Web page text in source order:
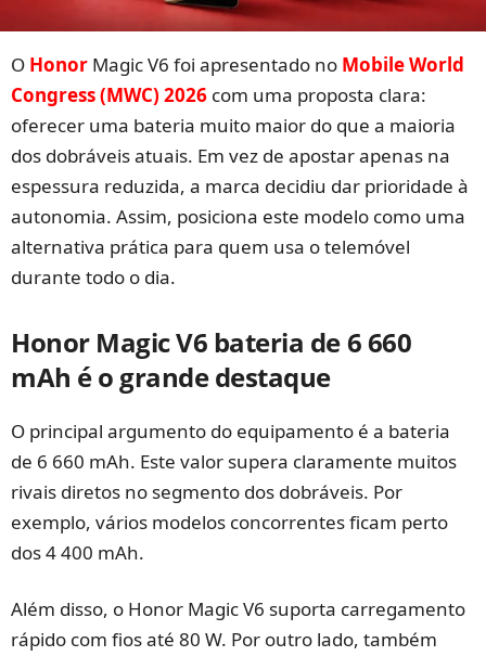
O Honor Magic V6 foi apresentado no Mobile World
Congress (MWC) 2026 com uma proposta clara:
oferecer uma bateria muito maior do que a maioria
dos dobráveis atuais. Em vez de apostar apenas na
espessura reduzida, a marca decidiu dar prioridade à
autonomia. Assim, posiciona este modelo como uma
alternativa prática para quem usa o telemóvel
durante todo o dia.
Honor Magic V6 bateria de 6 660
mAh é o grande destaque
O principal argumento do equipamento é a bateria
de 6 660 mAh. Este valor supera claramente muitos
rivais diretos no segmento dos dobráveis. Por
exemplo, vários modelos concorrentes ficam perto
dos 4 400 mAh.
Além disso, o Honor Magic V6 suporta carregamento
rápido com fios até 80 W. Por outro lado, também